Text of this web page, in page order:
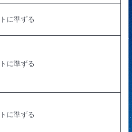
に準ずる
に準ずる
に準ずる